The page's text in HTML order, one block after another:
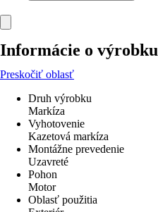
Informácie o výrobku
Preskočiť oblasť
Druh výrobku
Markíza
Vyhotovenie
Kazetová markíza
Montážne prevedenie
Uzavreté
Pohon
Motor
Oblasť použitia